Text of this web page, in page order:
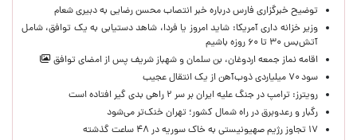
توضیح خبرگزاری فارس درباره خبر انتصاب محسن رضایی به دبیری شعام
وزیر خزانه داری آمریکا: شاید امروز یا فردا، شاهد دستیابی به یک توافق، شامل
آتش‌بس ۳۰ تا ۶۰ روزه باشیم
اقامه نماز جمعه اردوغان، بن ‌سلمان و شهباز شریف پس از امضای توافق
سود ۷۰ میلیاردی ذوب‌آهن از یک انتقال عجیب
رویترز: ترامپ در جنگ علیه ایران بر سر ۲ راهی بدی گیر افتاده است
رگبار و رعدوبرق در راه شمال کشور؛ تهران خنک‌تر می‌شود
۱۷ تجاوز رژیم صهیونیستی به خاک سوریه در ۴۸ ساعت گذشته